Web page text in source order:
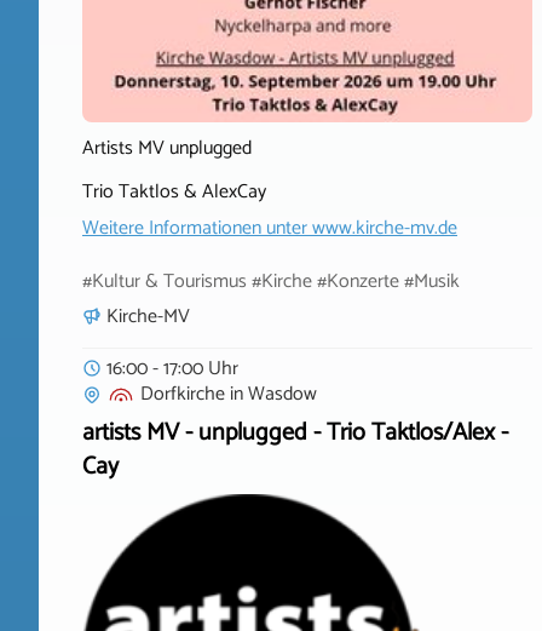
Artists MV unplugged
Trio Taktlos & AlexCay
Weitere Informationen unterwww.kirche-mv.de
#Kultur & Tourismus #Kirche #Konzerte #Musik
Kirche-MV
16:00 - 17:00 Uhr
DorfkircheinWasdow
artists MV - unplugged - Trio Taktlos/Alex -
Cay